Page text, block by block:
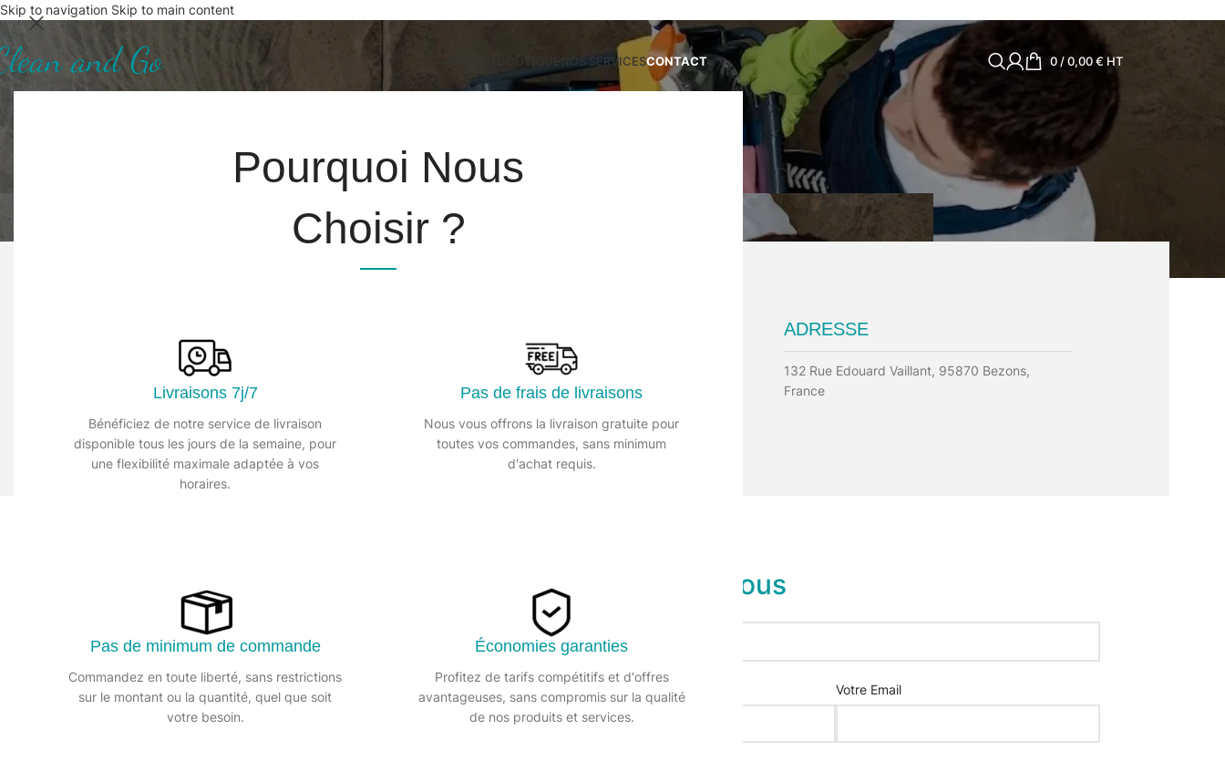
Pourquoi Nous
Choisir ?
Livraisons 7j/7
Bénéficiez de notre service de livraison
disponible tous les jours de la semaine, pour
une flexibilité maximale adaptée à vos
horaires.
Pas de frais de livraisons
Nous vous offrons la livraison gratuite pour
toutes vos commandes, sans minimum
d'achat requis.
Pas de minimum de commande
Commandez en toute liberté, sans restrictions
sur le montant ou la quantité, quel que soit
votre besoin.
Économies garanties
Profitez de tarifs compétitifs et d'offres
avantageuses, sans compromis sur la qualité
de nos produits et services.
Skip to navigation Skip to main content
BOUTIQUE NOS SERVICESCONTACT 0 /0,00€ HT
Contact
+33 06 24 78 76 77
contact@cleanango.fr
ADRESSE
132 Rue Edouard Vaillant, 95870 Bezons,
France
Contactez-Nous
Votre nom Votre Email